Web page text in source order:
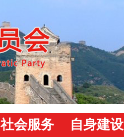
社会服务 自身建设